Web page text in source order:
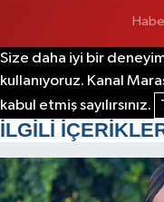
Size daha iyi bir
kullanıyoruz. Kanal
kabul etmiş sayılırsınız.